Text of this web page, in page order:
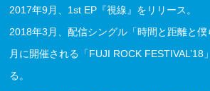
2017年9月、1st EP『視線』をリリース。
2018年3月、配信シングル「時間と距離と
月に開催される「FUJI ROCK FESTIVAL’18
る。